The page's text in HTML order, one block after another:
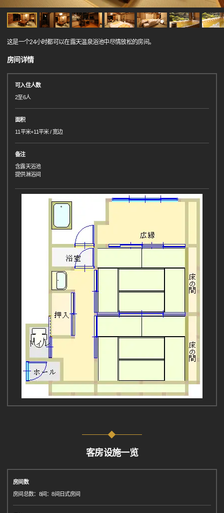
这是一个24小时都可以在露天温泉浴池中尽情放松的房间。
房间详情
可入住人数
2至6人
面积
11平米+11平米 / 宽边
备注
含露天浴池
提供淋浴间
客房设施一览
房间数
房间总数：8间：8间日式房间